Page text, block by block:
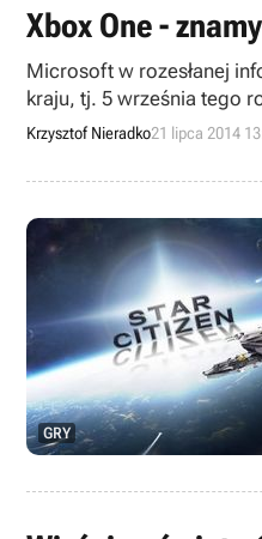
Xbox One -
Microsoft w rozesłanej
kraju, tj. 5 września tego
Krzysztof Nieradko21 lipca 2014
GRY